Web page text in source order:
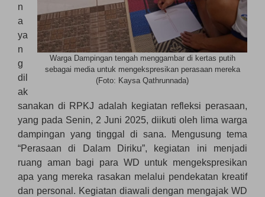
Warga Dampingan tengah menggambar di kertas putih
sebagai media untuk mengekspresikan perasaan mereka
(Foto: Kaysa Qathrunnada)
n
a
ya
n
g
dil
ak
sanakan di RPKJ adalah kegiatan refleksi perasaan,
yang pada Senin, 2 Juni 2025, diikuti oleh lima warga
dampingan yang tinggal di sana. Mengusung tema
“Perasaan di Dalam Diriku”, kegiatan ini menjadi
ruang aman bagi para WD untuk mengekspresikan
apa yang mereka rasakan melalui pendekatan kreatif
dan personal. Kegiatan diawali dengan mengajak WD